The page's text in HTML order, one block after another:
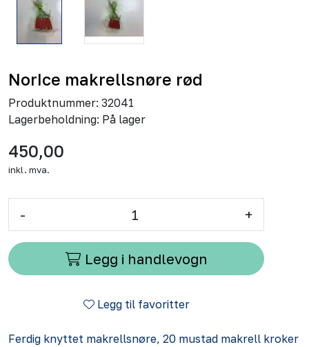
NorIce makrellsnøre rød
Produktnummer: 32041
Lagerbeholdning: På lager
450,00
inkl. mva.
- +
Legg i handlevogn
Legg til favoritter
Ferdig knyttet makrellsnøre, 20 mustad makrell kroker